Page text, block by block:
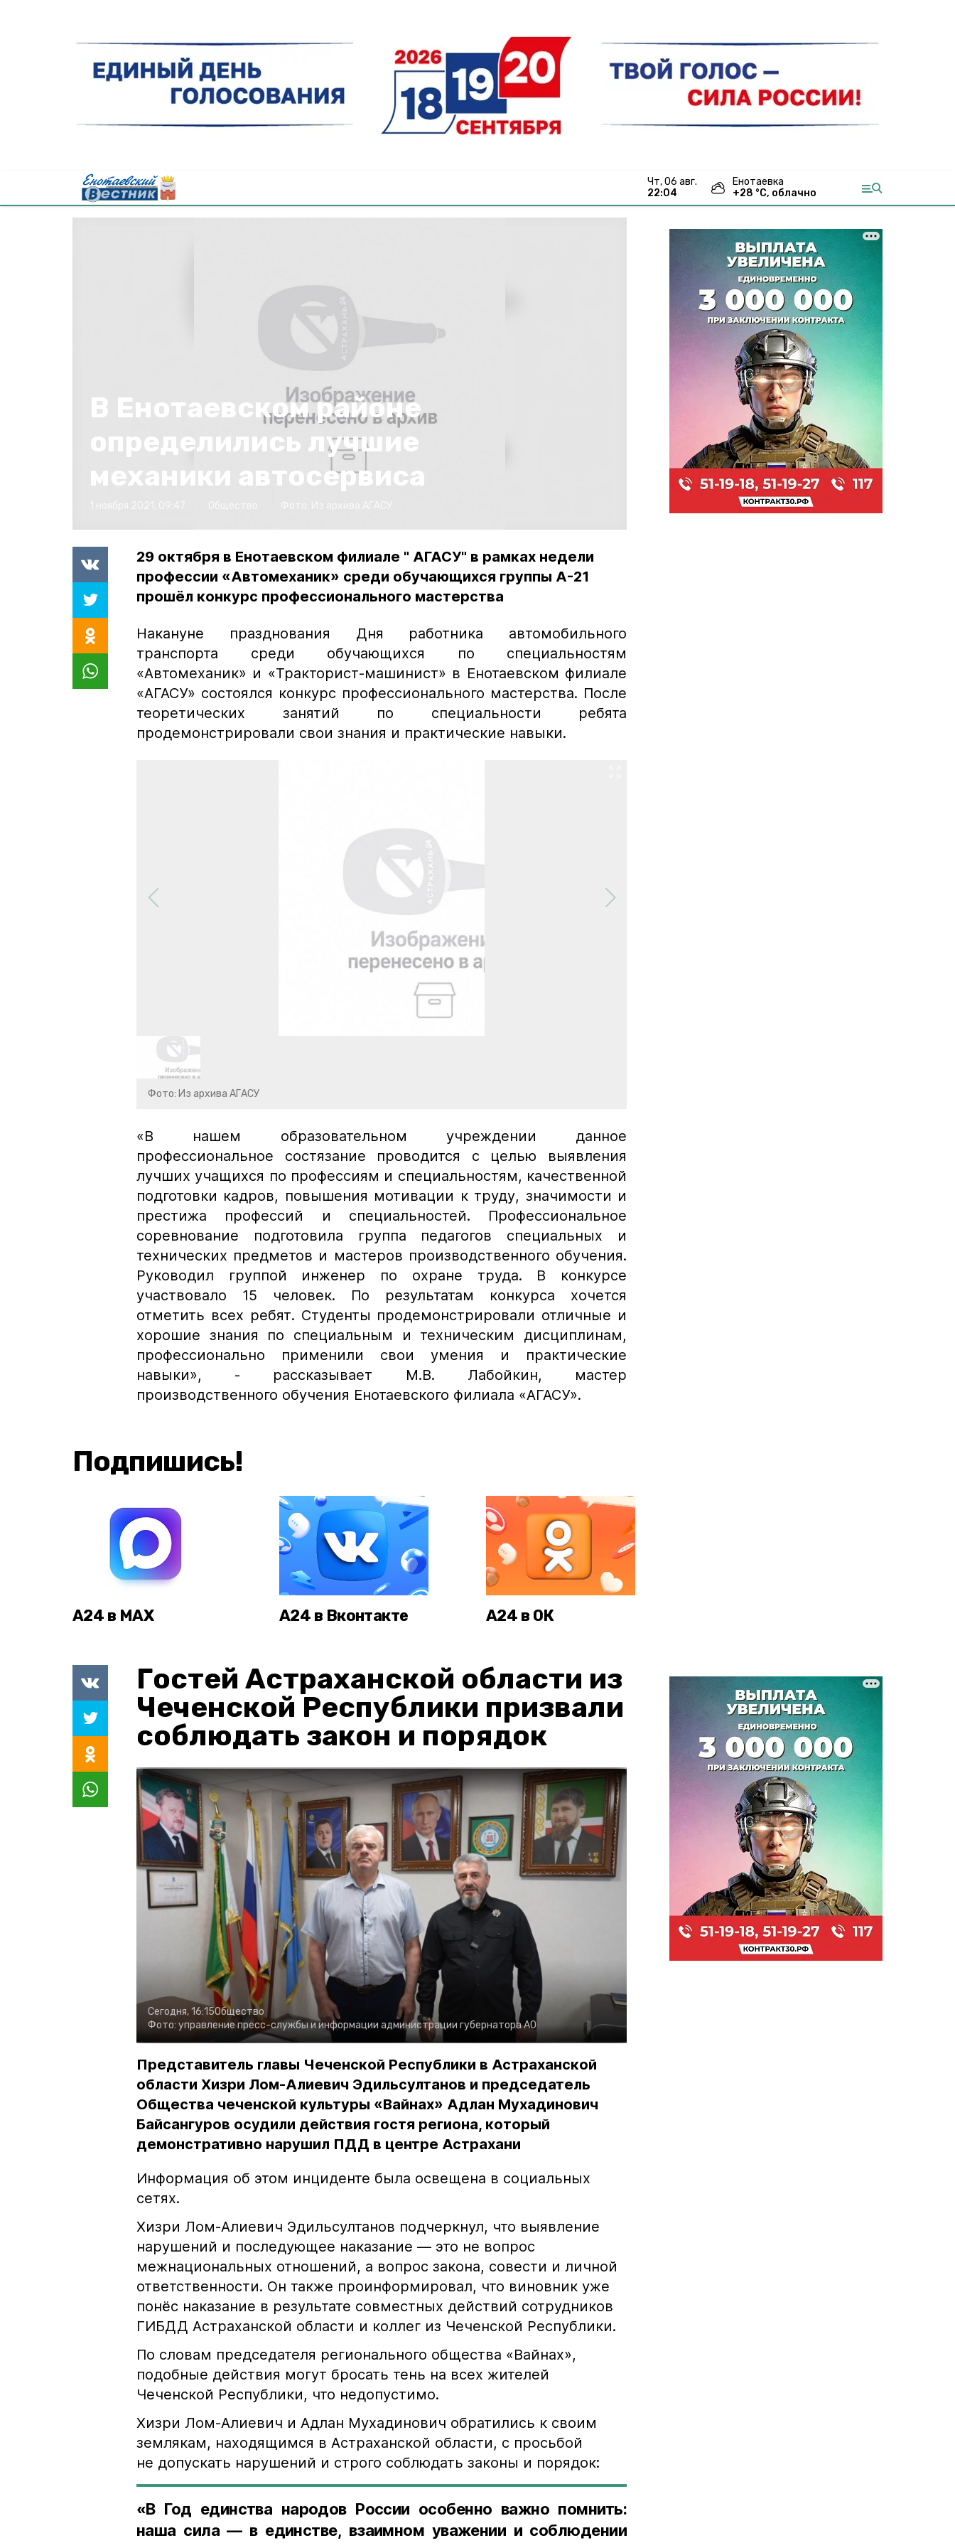
чт, 06 авг.
22:04
Енотаевка
+28 °С, облачно
В Енотаевском районе
определились лучшие
механики автосервиса
29 октября в Енотаевском филиале " АГАСУ" в рамках недели
профессии «Автомеханик» среди обучающихся группы А-21
прошёл конкурс профессионального мастерства
Накануне празднования Дня работника автомобильного
транспорта среди обучающихся по специальностям
«Автомеханик» и «Тракторист-машинист» в Енотаевском филиале
«АГАСУ» состоялся конкурс профессионального мастерства. После
теоретических занятий по специальности ребята
продемонстрировали свои знания и практические навыки.
Фото: Из архива АГАСУ
«В нашем образовательном учреждении данное
профессиональное состязание проводится с целью выявления
лучших учащихся по профессиям и специальностям, качественной
подготовки кадров, повышения мотивации к труду, значимости и
престижа профессий и специальностей. Профессиональное
соревнование подготовила группа педагогов специальных и
технических предметов и мастеров производственного обучения.
Руководил группой инженер по охране труда. В конкурсе
участвовало 15 человек. По результатам конкурса хочется
отметить всех ребят. Студенты продемонстрировали отличные и
хорошие знания по специальным и техническим дисциплинам,
профессионально применили свои умения и практические
навыки», - рассказывает М.В. Лабойкин, мастер
производственного обучения Енотаевского филиала «АГАСУ».
Подпишись!
А24 в MAX А24 в Вконтакте А24 в ОК
Гостей Астраханской области из
Чеченской Республики призвали
соблюдать закон и порядок
Сегодня, 16:15Общество
Фото: управление пресс-службы и информации администрации губернатора АО
Представитель главы Чеченской Республики в Астраханской
области Хизри Лом-Алиевич Эдильсултанов и председатель
Общества чеченской культуры «Вайнах» Адлан Мухадинович
Байсангуров осудили действия гостя региона, который
демонстративно нарушил ПДД в центре Астрахани
Информация об этом инциденте была освещена в социальных
сетях.
Хизри Лом-Алиевич Эдильсултанов подчеркнул, что выявление
нарушений и последующее наказание — это не вопрос
межнациональных отношений, а вопрос закона, совести и личной
ответственности. Он также проинформировал, что виновник уже
понёс наказание в результате совместных действий сотрудников
ГИБДД Астраханской области и коллег из Чеченской Республики.
По словам председателя регионального общества «Вайнах»,
подобные действия могут бросать тень на всех жителей
Чеченской Республики, что недопустимо.
Хизри Лом-Алиевич и Адлан Мухадинович обратились к своим
землякам, находящимся в Астраханской области, с просьбой
не допускать нарушений и строго соблюдать законы и порядок:
«В Год единства народов России особенно важно помнить:
наша сила — в единстве, взаимном уважении и соблюдении